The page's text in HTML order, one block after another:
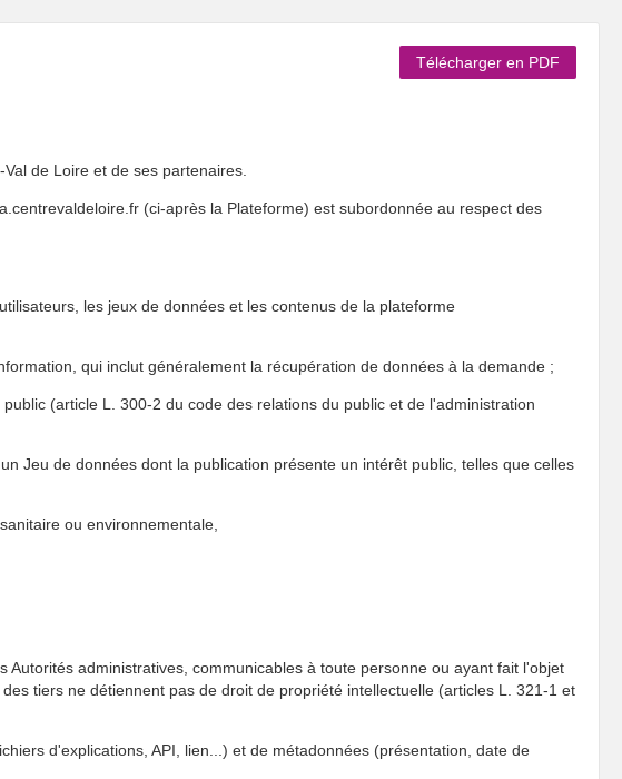
Télécharger en PDF
de Loire et de ses partenaires.
(ci-après la Plateforme) est subordonnée au respect des
les jeux de données et les contenus de la plateforme
qui inclut généralement la récupération de données à la demande ;
(article L. 300-2 du code des relations du public et de l'administration
Jeu de données dont la publication présente un intérêt public, telles que celles
ou environnementale,
administratives, communicables à toute personne ou ayant fait l'objet
tiers ne détiennent pas de droit de propriété intellectuelle (articles L. 321-1 et
d'explications, API, lien...) et de métadonnées (présentation, date de